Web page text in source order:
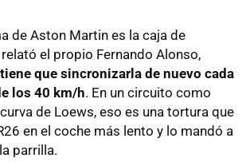
de Aston Martin es la caja de
el propio Fernando Alonso,
tiene que sincronizarla de nuevo cada
los 40 km/h. En un circuito como
de Loews, eso es una tortura que
en el coche más lento y lo mandó a
parrilla.